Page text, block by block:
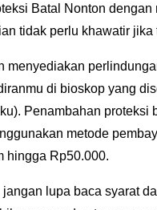
Batal Nonton
tidak perlu khawatir
menyediakan
di bioskop yang
Penambahan
metode
hingga Rp50.000.
lupa baca syarat